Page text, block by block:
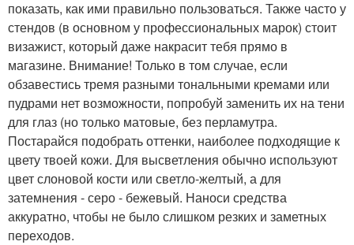
показать, как ими правильно пользоваться. Также часто у
стендов (в основном у профессиональных марок) стоит
визажист, который даже накрасит тебя прямо в
магазине. Внимание! Только в том случае, если
обзавестись тремя разными тональными кремами или
пудрами нет возможности, попробуй заменить их на тени
для глаз (но только матовые, без перламутра.
Постарайся подобрать оттенки, наиболее подходящие к
цвету твоей кожи. Для высветления обычно используют
цвет слоновой кости или светло-желтый, а для
затемнения - серо - бежевый. Наноси средства
аккуратно, чтобы не было слишком резких и заметных
переходов.